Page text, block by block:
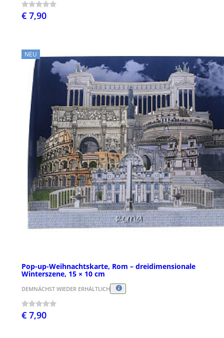
€ 7,90
NEU
Pop-up-Weihnachtskarte, Rom – dreidimensionale
Winterszene, 15 × 10 cm
DEMNÄCHST WIEDER ERHÄLTLICH
€ 7,90